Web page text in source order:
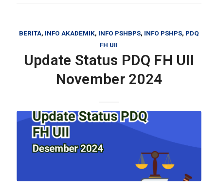
BERITA, INFO AKADEMIK, INFO PSHBPS, INFO PSHPS, PDQ
FH UII
Update Status PDQ FH UII
November 2024